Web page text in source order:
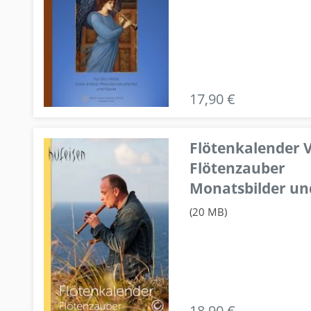
17,90 €
Flötenkalender
Flötenzauber
Monatsbilder
(20 MB)